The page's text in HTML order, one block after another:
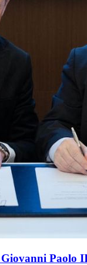
Giovanni Paolo